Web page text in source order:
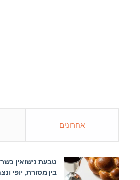
אחרונים
טבעת נישואין
בין מסורת, יופי